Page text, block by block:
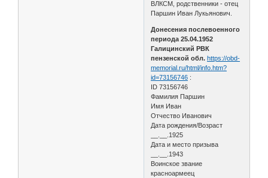
ВЛКСМ, родственники - отец
Паршин Иван Лукьянович.
Донесения послевоенного
периода 25.04.1952
Галицинский РВК
пензенской обл. https://obd-
memorial.ru/html/info.htm?
id=73156746 :
ID 73156746
Фамилия Паршин
Имя Иван
Отчество Иванович
Дата рождения/Возраст
__.__.1925
Дата и место призыва
__.__.1943
Воинское звание
красноармеец